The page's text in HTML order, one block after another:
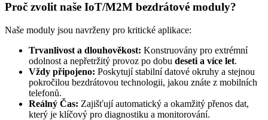
Proč zvolit naše IoT/M2M bezdrátové moduly?
Naše moduly jsou navrženy pro kritické aplikace:
Trvanlivost a dlouhověkost: Konstruovány pro extrémní
odolnost a nepřetržitý provoz po dobu deseti a více let.
Vždy připojeno: Poskytují stabilní datové okruhy a stejnou
pokročilou bezdrátovou technologii, jakou znáte z mobilních
telefonů.
Reálný Čas: Zajišťují automatický a okamžitý přenos dat,
který je klíčový pro diagnostiku a monitorování.